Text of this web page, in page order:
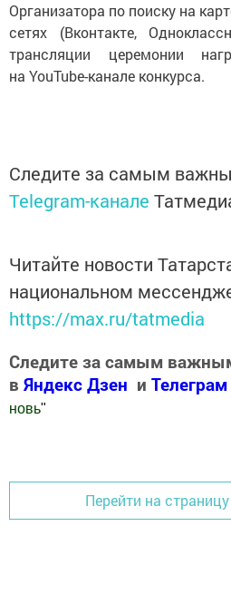
Организатора по поиску на
сетях (Вконтакте,
трансляции церемонии
на YouTube-канале конкурса.
Следите за самым
Telegram-канале
Читайте новости
национальном
https://max.ru/tatmedia
Следите за самым
в Яндекс Дзен и
новь"
Перейти на